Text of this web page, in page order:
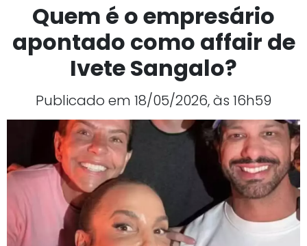
Quem é o empresário
apontado como affair de
Ivete Sangalo?
Publicado em 18/05/2026, às 16h59